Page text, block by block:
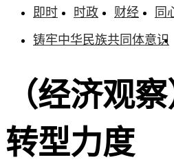
即时 时政 财经 同
铸牢中华民族共同体意识
（经济观
转型力度